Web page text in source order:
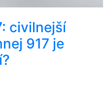
civilnejší
917 je